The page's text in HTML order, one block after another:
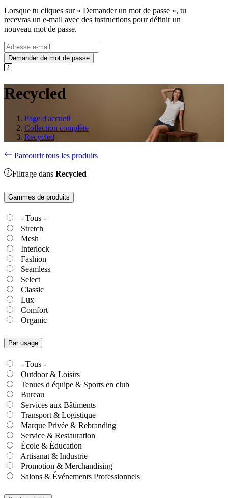
Lorsque tu cliques sur « Demander un mot de passe », tu
recevras un e-mail avec des instructions pour définir un
nouveau mot de passe.
Demander de mot de passe
Recycled
Page d'accueil
Collection complète
Recycled
Parcourir tous les produits
Filtrage dans Recycled
Gammes de produits
- Tous -
Stretch
Mesh
Interlock
Fashion
Seamless
Select
Classic
Lux
Comfort
Organic
Par usage
- Tous -
Outdoor & Loisirs
Tenues d équipe & Sports en club
Bureau
Services aux Bâtiments
Transport & Logistique
Marque Privée & Rebranding
Service & Restauration
École & Éducation
Artisanat & Industrie
Promotion & Merchandising
Salons & Événements Professionnels